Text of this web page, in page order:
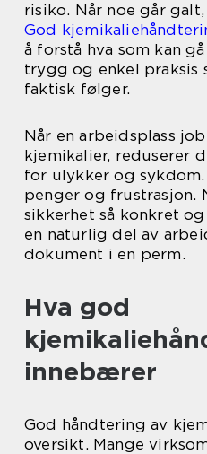
risiko. Når noe går
God
å forstå hva som kan
trygg og enkel praksis
faktisk følger.
Når en arbeidsplass
kjemikalier, reduserer
for ulykker og
penger og frustrasjon.
sikkerhet så konkret
en naturlig del av
dokument i en perm.
Hva god
innebærer
God håndtering av
oversikt. Mange